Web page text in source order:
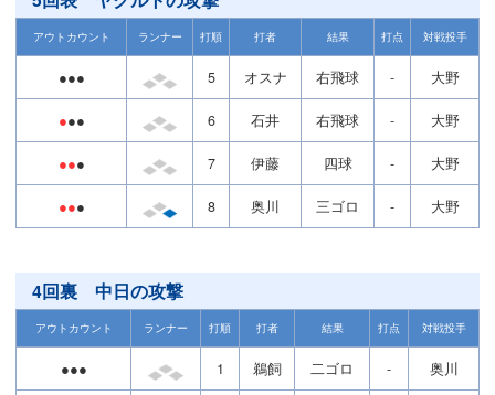
アウトカウント ランナー 打順 打者 結果 打点 対戦投手
●●● 5 オスナ 右飛球 - 大野
●●● 6 石井 右飛球 - 大野
●●● 7 伊藤 四球 - 大野
●●● 8 奥川 三ゴロ - 大野
4回裏 中日の攻撃
アウトカウント ランナー 打順 打者 結果 打点 対戦投手
●●● 1 鵜飼 二ゴロ - 奥川